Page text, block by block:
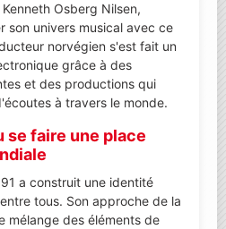
Osberg Nilsen,
son univers musical avec ce
norvégien s'est fait un
grâce à des
et des productions qui
à travers le monde.
se faire une place
a construit une identité
tous. Son approche de la
mélange des éléments de